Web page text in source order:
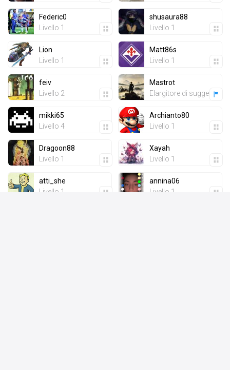
Federic0
Livello 1
shusaura88
Livello 1
Lion
Livello 1
Matt86s
Livello 1
feiv
Livello 2
Mastrot
Elargitore di suggerimenti
mikki65
Livello 4
Archianto80
Livello 1
Dragoon88
Livello 1
Xayah
Livello 1
atti_she
Livello 1
annina06
Livello 1